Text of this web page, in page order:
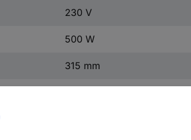
230 V
500 W
315 mm